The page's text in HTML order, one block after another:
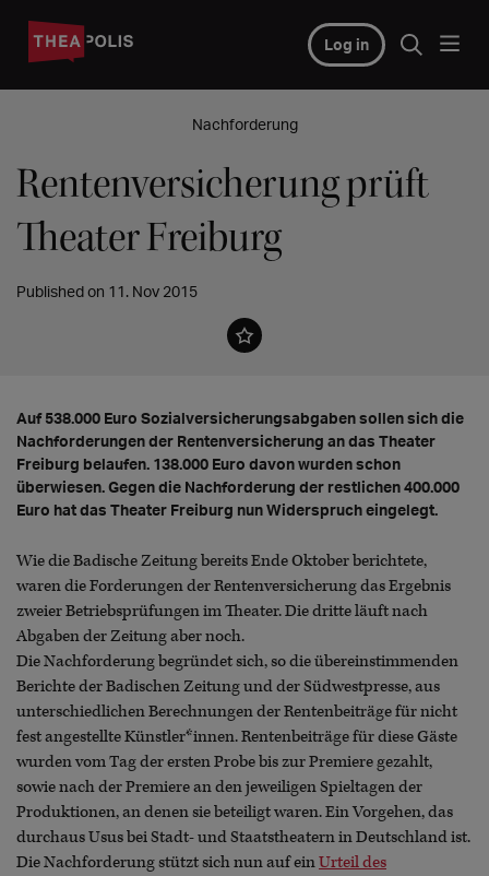
Log in
Nachforderung
Rentenversicherung prüft
Theater Freiburg
Published on 11. Nov 2015
Auf 538.000 Euro Sozialversicherungsabgaben sollen sich die
Nachforderungen der Rentenversicherung an das Theater
Freiburg belaufen. 138.000 Euro davon wurden schon
überwiesen. Gegen die Nachforderung der restlichen 400.000
Euro hat das Theater Freiburg nun Widerspruch eingelegt.
Wie die Badische Zeitung bereits Ende Oktober berichtete,
waren die Forderungen der Rentenversicherung das Ergebnis
zweier Betriebsprüfungen im Theater. Die dritte läuft nach
Abgaben der Zeitung aber noch.
Die Nachforderung begründet sich, so die übereinstimmenden
Berichte der Badischen Zeitung und der Südwestpresse, aus
unterschiedlichen Berechnungen der Rentenbeiträge für nicht
fest angestellte Künstler*innen. Rentenbeiträge für diese Gäste
wurden vom Tag der ersten Probe bis zur Premiere gezahlt,
sowie nach der Premiere an den jeweiligen Spieltagen der
Produktionen, an denen sie beteiligt waren. Ein Vorgehen, das
durchaus Usus bei Stadt- und Staatstheatern in Deutschland ist.
Die Nachforderung stützt sich nun auf einUrteil des